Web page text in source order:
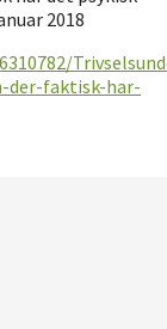
2018
der-faktisk-har-